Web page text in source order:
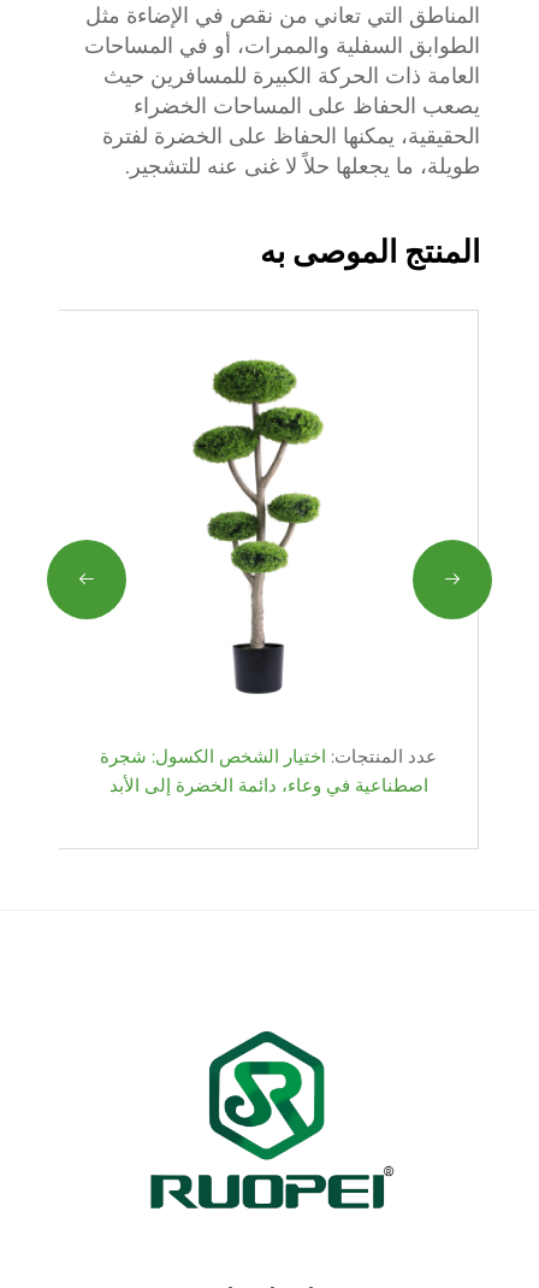
المناطق التي تعاني من نقص في الإضاءة مثل
الطوابق السفلية والممرات، أو في المساحات
العامة ذات الحركة الكبيرة للمسافرين حيث
يصعب الحفاظ على المساحات الخضراء
الحقيقية، يمكنها الحفاظ على الخضرة لفترة
طويلة، ما يجعلها حلاً لا غنى عنه للتشجير.
المنتج الموصى به
عدد المنتجات: اختيار الشخص الكسول: شجرة
اصطناعية في وعاء، دائمة الخضرة إلى الأبد